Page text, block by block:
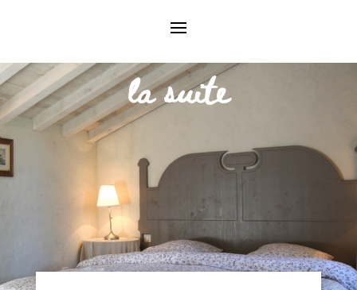
la suite